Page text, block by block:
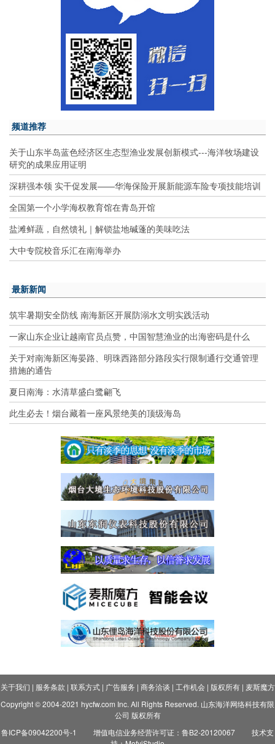
频道推荐
关于山东半岛蓝色经济区生态型渔业发展创新模式---海洋牧场建设
研究的成果应用证明
深耕强本领 实干促发展——华海保险开展新能源车险专项技能培训
全国第一个小学海权教育馆在青岛开馆
盐滩鲜蔬，自然馈礼｜解锁盐地碱蓬的美味吃法
大中专院校音乐汇在南海举办
最新新闻
筑牢暑期安全防线 南海新区开展防溺水文明实践活动
一家山东企业让越南官员点赞，中国智慧渔业的出海密码是什么
关于对南海新区海晏路、明珠西路部分路段实行限制通行交通管理
措施的通告
夏日南海：水清草盛白鹭翩飞
此生必去！烟台藏着一座风景绝美的顶级海岛
关于我们 | 服务条款 | 联系方式| 广告服务 | 商务洽谈 | 工作机会| 版权所有| 麦斯魔方
Copyright © 2004-2021 hycfw.com Inc. All Rights Reserved. 山东海洋网络科技有限
公司 版权所有
鲁ICP备09042200号-1
增值电信业务经营许可证：鲁B2-20120067
技术支